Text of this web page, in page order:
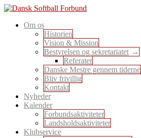
Skip
content
Dansk Softball Forbund
En sport for alle
Om os
Historien
Vision & Mission
Bestyrelsen og sekretariatet
Referater
Danske Mestre gennem tiderne
Bliv frivillig
Kontakt
Nyheder
Kalender
Forbundsaktiviteter
Landsholdsaktiviteter
Klubservice